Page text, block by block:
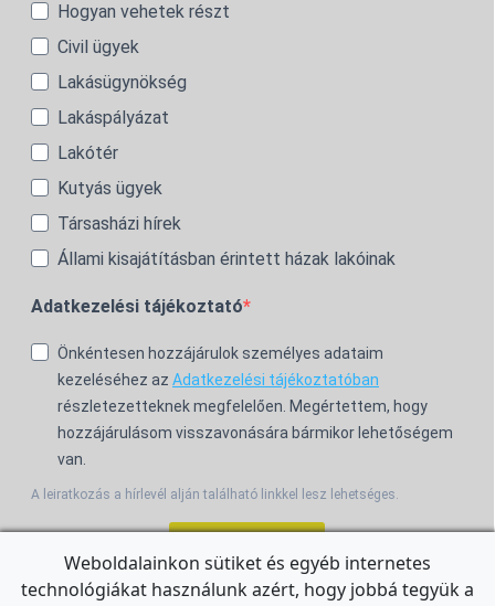
Hogyan vehetek részt
Civil ügyek
Lakásügynökség
Lakáspályázat
Lakótér
Kutyás ügyek
Társasházi hírek
Állami kisajátításban érintett házak lakóinak
Adatkezelési tájékoztató
Önkéntesen hozzájárulok személyes adataim
kezeléséhez az Adatkezelési tájékoztatóban
részletezetteknek megfelelően. Megértettem, hogy
hozzájárulásom visszavonására bármikor lehetőségem
van.
A leiratkozás a hírlevél alján található linkkel lesz lehetséges.
Weboldalainkon sütiket és egyéb internetes
technológiákat használunk azért, hogy jobbá tegyük a